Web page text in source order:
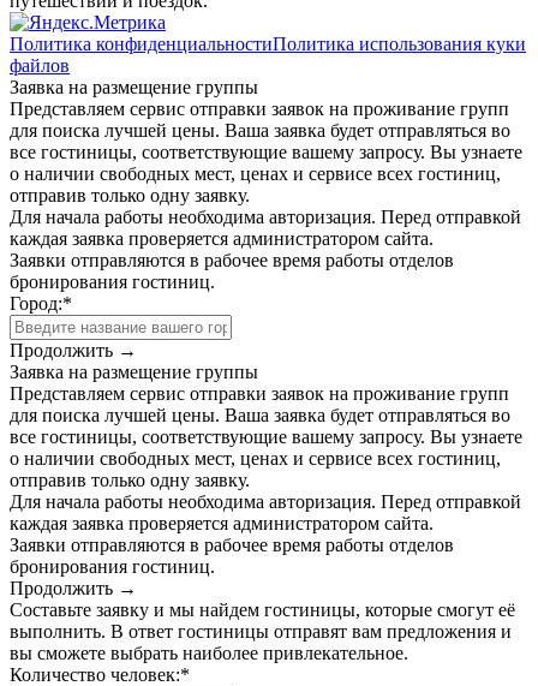
Политика конфиденциальностиПолитика использования куки
файлов
Заявка на размещение группы
Представляем сервис отправки заявок на проживание групп
для поиска лучшей цены. Ваша заявка будет отправляться во
все гостиницы, соответствующие вашему запросу. Вы узнаете
о наличии свободных мест, ценах и сервисе всех гостиниц,
отправив только одну заявку.
Для начала работы необходима авторизация. Перед отправкой
каждая заявка проверяется администратором сайта.
Заявки отправляются в рабочее время работы отделов
бронирования гостиниц.
Город:*
Продолжить →
Заявка на размещение группы
Представляем сервис отправки заявок на проживание групп
для поиска лучшей цены. Ваша заявка будет отправляться во
все гостиницы, соответствующие вашему запросу. Вы узнаете
о наличии свободных мест, ценах и сервисе всех гостиниц,
отправив только одну заявку.
Для начала работы необходима авторизация. Перед отправкой
каждая заявка проверяется администратором сайта.
Заявки отправляются в рабочее время работы отделов
бронирования гостиниц.
Продолжить →
Составьте заявку и мы найдем гостиницы, которые смогут её
выполнить. В ответ гостиницы отправят вам предложения и
вы сможете выбрать наиболее привлекательное.
Количество человек:*